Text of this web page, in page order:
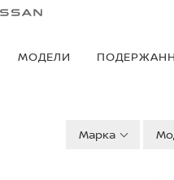
МОДЕЛИ
Марка